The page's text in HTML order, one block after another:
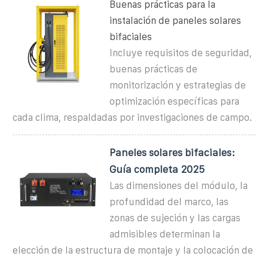
Buenas prácticas para la
instalación de paneles solares
bifaciales
Incluye requisitos de seguridad,
buenas prácticas de
monitorización y estrategias de
optimización específicas para
cada clima, respaldadas por investigaciones de campo.
Paneles solares bifaciales:
Guía completa 2025
Las dimensiones del módulo, la
profundidad del marco, las
zonas de sujeción y las cargas
admisibles determinan la
elección de la estructura de montaje y la colocación de